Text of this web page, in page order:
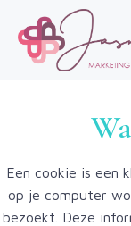
Een cookie is een
op je computer
bezoekt. Deze